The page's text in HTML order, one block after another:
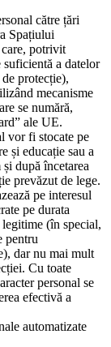
către țări
Spațiului
potrivit
a datelor
protecție),
mecanisme
se numără,
ale UE.
vor fi stocate pe
și educație sau a
după încetarea
prevăzut de lege.
pe interesul
pe durata
legitime (în special,
pentru
dar nu mai mult
Cu toate
personal se
efectivă a
automatizate